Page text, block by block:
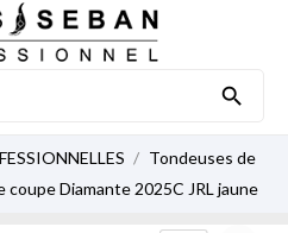

Tondeuses de
coupe Diamante 2025C JRL jaune